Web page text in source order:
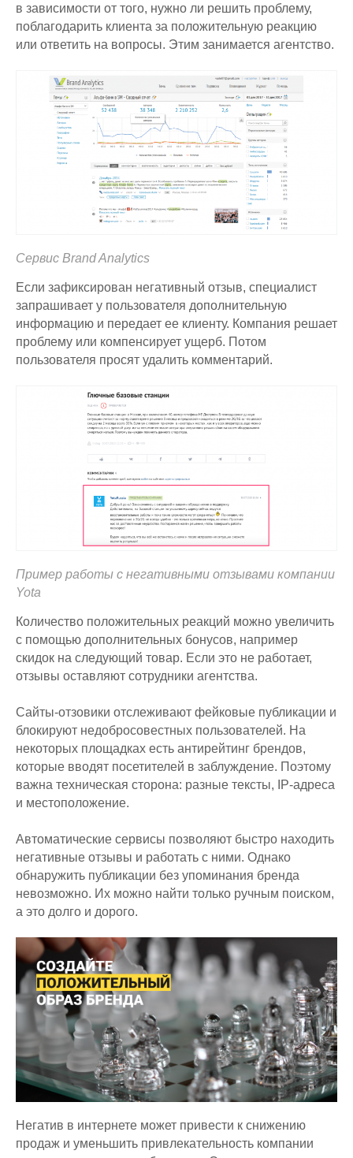
в зависимости от того, нужно ли решить проблему,
поблагодарить клиента за положительную реакцию
или ответить на вопросы. Этим занимается агентство.
Сервис Brand Analytics
Если зафиксирован негативный отзыв, специалист
запрашивает у пользователя дополнительную
информацию и передает ее клиенту. Компания решает
проблему или компенсирует ущерб. Потом
пользователя просят удалить комментарий.
Пример работы с негативными отзывами компании
Yota
Количество положительных реакций можно увеличить
с помощью дополнительных бонусов, например
скидок на следующий товар. Если это не работает,
отзывы оставляют сотрудники агентства.
Сайты-отзовики отслеживают фейковые публикации и
блокируют недобросовестных пользователей. На
некоторых площадках есть антирейтинг брендов,
которые вводят посетителей в заблуждение. Поэтому
важна техническая сторона: разные тексты, IP-адреса
и местоположение.
Автоматические сервисы позволяют быстро находить
негативные отзывы и работать с ними. Однако
обнаружить публикации без упоминания бренда
невозможно. Их можно найти только ручным поиском,
а это долго и дорого.
Негатив в интернете может привести к снижению
продаж и уменьшить привлекательность компании